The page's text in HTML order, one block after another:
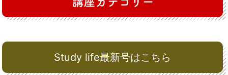
Study life最新号はこちら